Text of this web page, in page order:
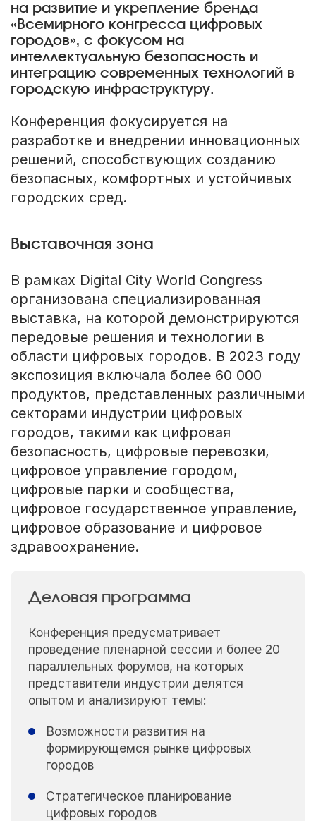
на развитие и укрепление бренда
«Всемирного конгресса цифровых
городов», с фокусом на
интеллектуальную безопасность и
интеграцию современных технологий в
городскую инфраструктуру.
Конференция фокусируется на
разработке и внедрении инновационных
решений, способствующих созданию
безопасных, комфортных и устойчивых
городских сред.
Выставочная зона
В рамках Digital City World Congress
организована специализированная
выставка, на которой демонстрируются
передовые решения и технологии в
области цифровых городов. В 2023 году
экспозиция включала более 60 000
продуктов, представленных различными
секторами индустрии цифровых
городов, такими как цифровая
безопасность, цифровые перевозки,
цифровое управление городом,
цифровые парки и сообщества,
цифровое государственное управление,
цифровое образование и цифровое
здравоохранение.
Деловая программа
Конференция предусматривает
проведение пленарной сессии и более 20
параллельных форумов, на которых
представители индустрии делятся
опытом и анализируют темы:
Возможности развития на
формирующемся рынке цифровых
городов
Стратегическое планирование
цифровых городов